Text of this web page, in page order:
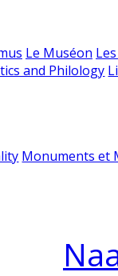
Le Muséon
and Philology
Monuments et